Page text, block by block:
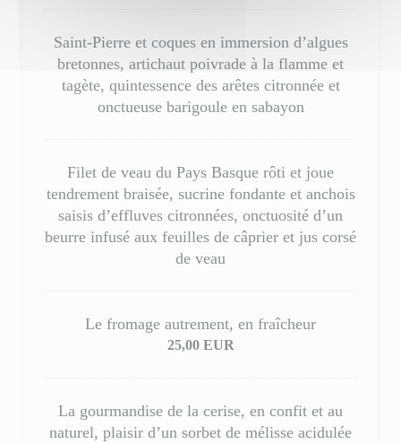
Saint-Pierre et coques en immersion d’algues
bretonnes, artichaut poivrade à la flamme et
tagète, quintessence des arêtes citronnée et
onctueuse barigoule en sabayon
Filet de veau du Pays Basque rôti et joue
tendrement braisée, sucrine fondante et anchois
saisis d’effluves citronnées, onctuosité d’un
beurre infusé aux feuilles de câprier et jus corsé
de veau
Le fromage autrement, en fraîcheur
25,00 EUR
La gourmandise de la cerise, en confit et au
naturel, plaisir d’un sorbet de mélisse acidulée